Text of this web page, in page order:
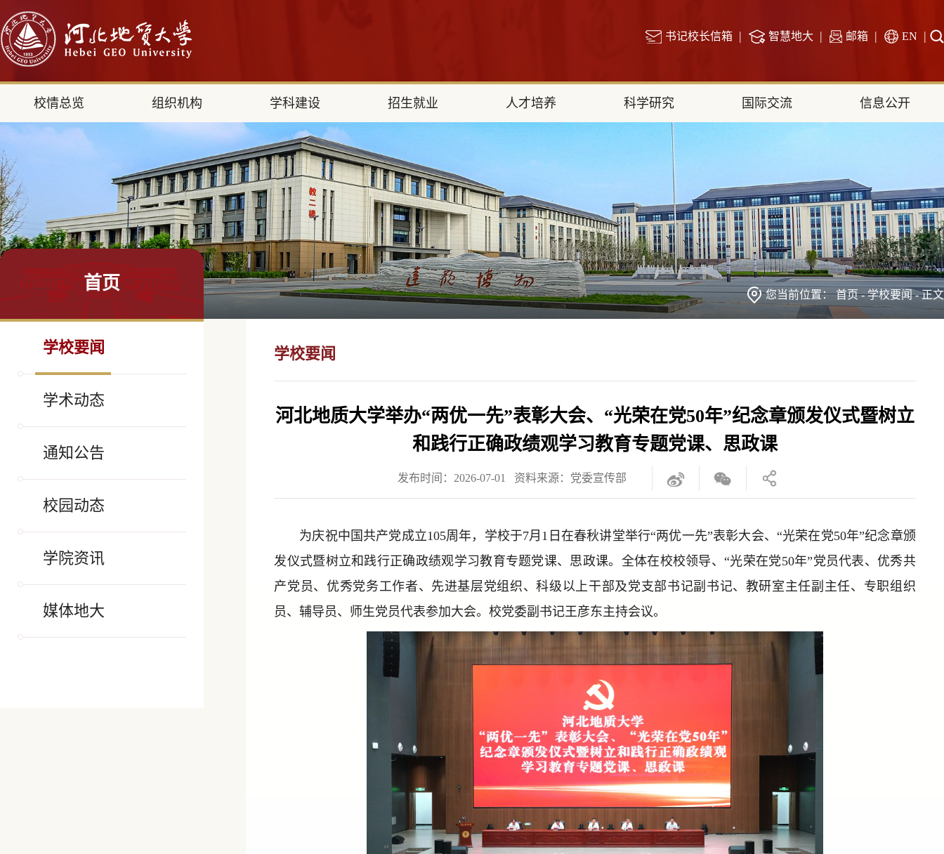
书记校长信箱 | 智慧地大 | 邮箱 | EN |
校情总览 组织机构 学科建设 招生就业 人才培养 科学研究 国际交流 信息公开
您当前位置：首页-学校要闻- 正文
首页
学校要闻
学术动态
通知公告
校园动态
学院资讯
媒体地大
学校要闻
河北地质大学举办“两优一先”表彰大会、“光荣在党50年”纪念章颁发仪式暨树立
和践行正确政绩观学习教育专题党课、思政课
发布时间：2026-07-01 资料来源：党委宣传部
为庆祝中国共产党成立105周年，学校于7月1日在春秋讲堂举行“两优一先”表彰大会、“光荣在党50年”纪念章颁
发仪式暨树立和践行正确政绩观学习教育专题党课、思政课。全体在校校领导、“光荣在党50年”党员代表、优秀共
产党员、优秀党务工作者、先进基层党组织、科级以上干部及党支部书记副书记、教研室主任副主任、专职组织
员、辅导员、师生党员代表参加大会。校党委副书记王彦东主持会议。